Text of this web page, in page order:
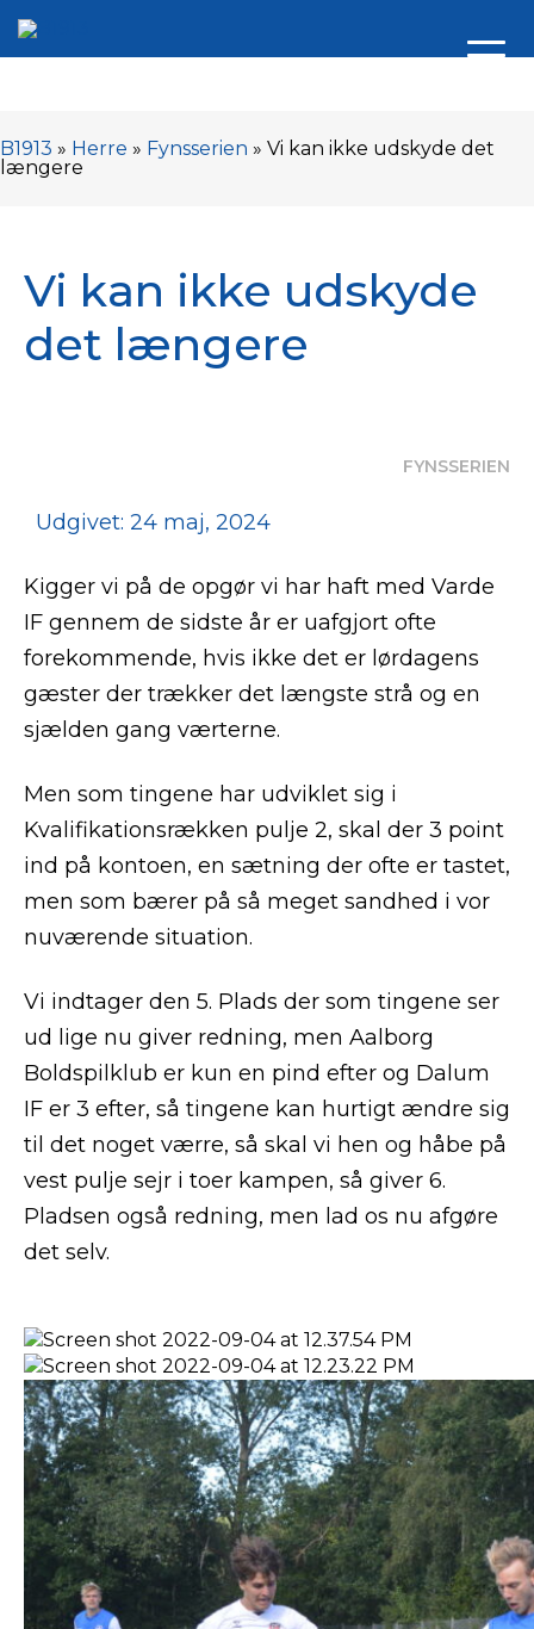
B1913 » Herre » Fynsserien » Vi kan ikke udskyde det
længere
Vi kan ikke udskyde
det længere
FYNSSERIEN
Udgivet: 24 maj, 2024
Kigger vi på de opgør vi har haft med Varde
IF gennem de sidste år er uafgjort ofte
forekommende, hvis ikke det er lørdagens
gæster der trækker det længste strå og en
sjælden gang værterne.
Men som tingene har udviklet sig i
Kvalifikationsrækken pulje 2, skal der 3 point
ind på kontoen, en sætning der ofte er tastet,
men som bærer på så meget sandhed i vor
nuværende situation.
Vi indtager den 5. Plads der som tingene ser
ud lige nu giver redning, men Aalborg
Boldspilklub er kun en pind efter og Dalum
IF er 3 efter, så tingene kan hurtigt ændre sig
til det noget værre, så skal vi hen og håbe på
vest pulje sejr i toer kampen, så giver 6.
Pladsen også redning, men lad os nu afgøre
det selv.